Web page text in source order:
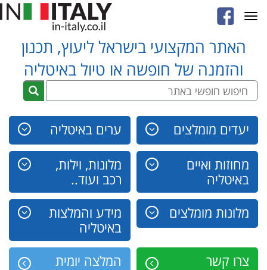
האתר המקצועי בישראל ליעוץ, תכנון
והזמנה של חופשה או טיול באיטליה
יעדים מומלצים ערים באיטליה
מחוזות ואיים
באיטליה
מלונות, וילות,
רכב ועוד..
מלונות מומלצים
מידע והמלצות
באיטליה
צרו קשר
המלצה יומית
Toggle
navigation